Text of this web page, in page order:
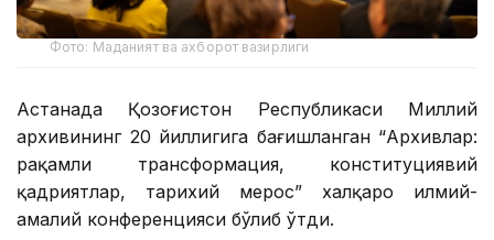
Фото: Маданият ва ахборот вазирлиги
Астанада Қозоғистон Республикаси Миллий
архивининг 20 йиллигига бағишланган “Архивлар:
рақамли трансформация, конституциявий
қадриятлар, тарихий мерос” халқаро илмий-
амалий конференцияси бўлиб ўтди.